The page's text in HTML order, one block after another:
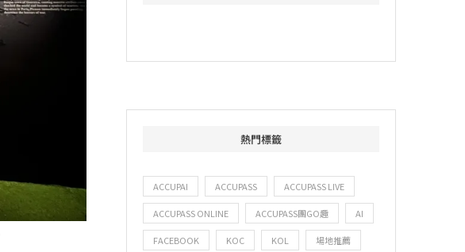
熱門標籤
ACCUPAI ACCUPASS ACCUPASS LIVE
ACCUPASS ONLINE ACCUPASS團GO趣 AI
FACEBOOK KOC KOL 場地推薦